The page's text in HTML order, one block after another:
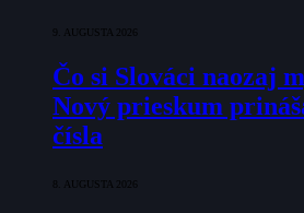
9. AUGUSTA 2026
Čo si Slováci naozaj
Nový prieskum
čísla
8. AUGUSTA 2026